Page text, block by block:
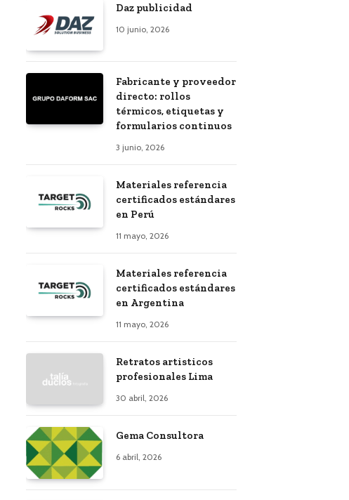
Daz publicidad
10 junio, 2026
Fabricante y proveedor
directo: rollos
térmicos, etiquetas y
formularios continuos
3 junio, 2026
Materiales referencia
certificados estándares
en Perú
11 mayo, 2026
Materiales referencia
certificados estándares
en Argentina
11 mayo, 2026
Retratos artisticos
profesionales Lima
30 abril, 2026
Gema Consultora
6 abril, 2026